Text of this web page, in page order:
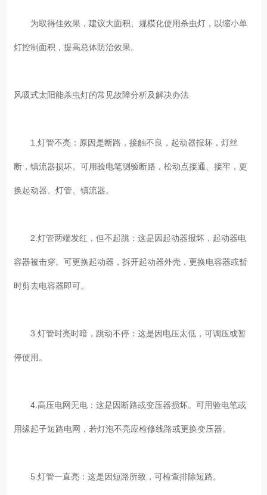
为取得佳效果，建议大面积、规模化使用杀虫灯，以缩小单
灯控制面积，提高总体防治效果。
风吸式太阳能杀虫灯的常见故障分析及解决办法
1.灯管不亮：原因是断路，接触不良，起动器报坏，灯丝
断，镇流器损坏。可用验电笔测验断路，松动点接通、接牢，更
换起动器、灯管、镇流器。
2.灯管两端发红，但不起跳：这是因起动器报坏，起动器电
容器被击穿。可更换起动器，拆开起动器外壳，更换电容器或暂
时剪去电容器即可。
3.灯管时亮时暗，跳动不停：这是因电压太低，可调压或暂
停使用。
4.高压电网无电：这是因断路或变压器损坏。可用验电笔或
用缘起子短路电网，若灯泡不亮应检修线路或更换变压器。
5.灯管一直亮：这是因短路所致，可检查排除短路。